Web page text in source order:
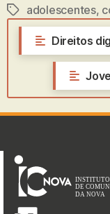
Etiquetas
adolescentes,
Direitos digitais: